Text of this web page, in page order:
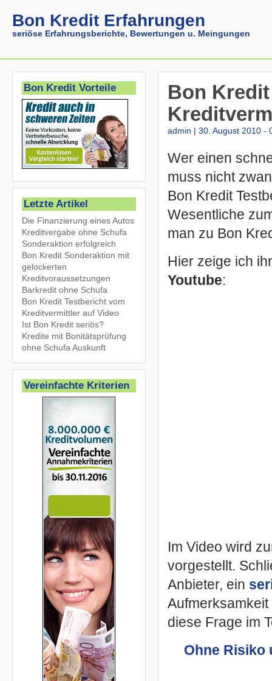
Bon Kredit Erfahrungen
seriöse Erfahrungsberichte, Bewertungen u. Meingungen
Bon Kredit Vorteile
Letzte Artikel
Die Finanzierung eines Autos
Kreditvergabe ohne Schufa
Sonderaktion erfolgreich
Bon Kredit Sonderaktion mit
gelockerten
Kreditvoraussetzungen
Barkredit ohne Schufa
Bon Kredit Testbericht vom
Kreditvermittler auf Video
Ist Bon Kredit seriös?
Kredite mit Bonitätsprüfung
ohne Schufa Auskunft
Vereinfachte Kriterien
Bon
admin | 30. August 2010 -
Wer einen
muss nicht
Bon Kredit
Wesentliche
man zu Bon
Hier zeige ich
Youtube:
Im Video wird
vorgestellt.
Anbieter, ein
diese Frage im
Ohne Risiko